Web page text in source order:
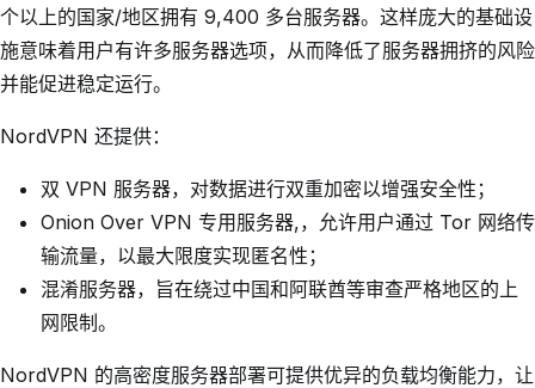
个以上的国家/地区拥有 9,400 多台服务器。这样庞大的基础设
施意味着用户有许多服务器选项，从而降低了服务器拥挤的风险
并能促进稳定运行。
NordVPN 还提供：
双 VPN 服务器，对数据进行双重加密以增强安全性；
Onion Over VPN 专用服务器,，允许用户通过 Tor 网络传
输流量，以最大限度实现匿名性；
混淆服务器，旨在绕过中国和阿联酋等审查严格地区的上
网限制。
NordVPN 的高密度服务器部署可提供优异的负载均衡能力，让